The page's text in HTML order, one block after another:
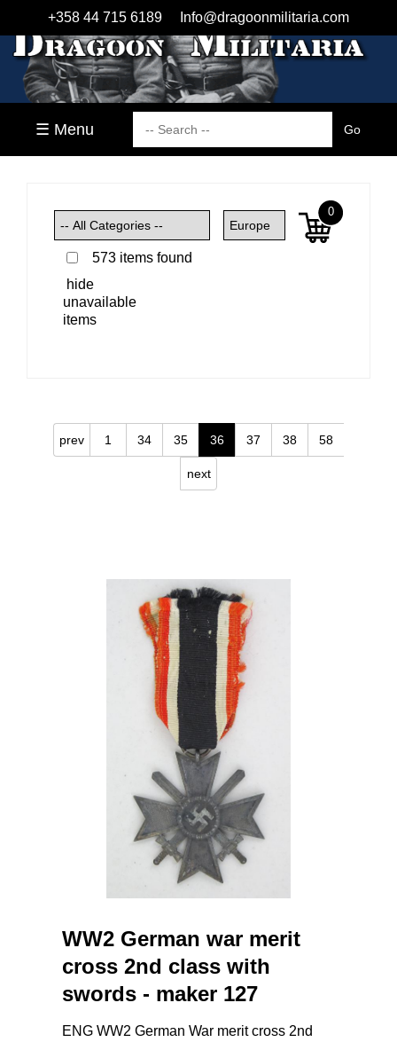
+358 44 715 6189 Info@dragoonmilitaria.com
☰ Menu
573 items found
hide
unavailable
items
0
prev 1 34 35 36 37 38 58
next
WW2 German war merit
cross 2nd class with
swords - maker 127
ENG WW2 German War merit cross 2nd